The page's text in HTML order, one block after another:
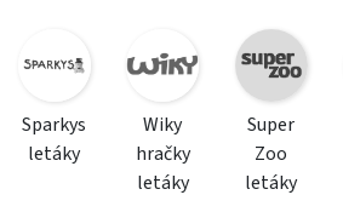
Sparkys
letáky
Wiky
hračky
letáky
Super
Zoo
letáky